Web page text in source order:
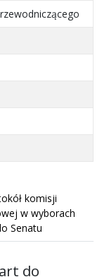
komisji
w wyborach
Senatu
do